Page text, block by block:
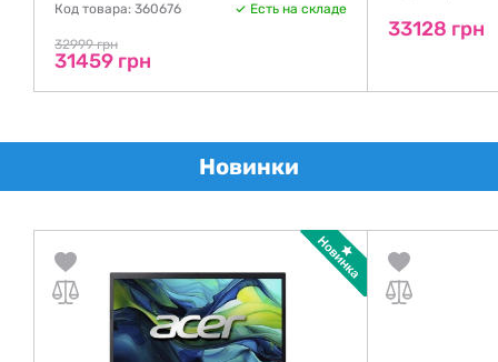
Код товара: 360676 Есть на складе
32999 грн
31459 грн
33128 грн
Новинки